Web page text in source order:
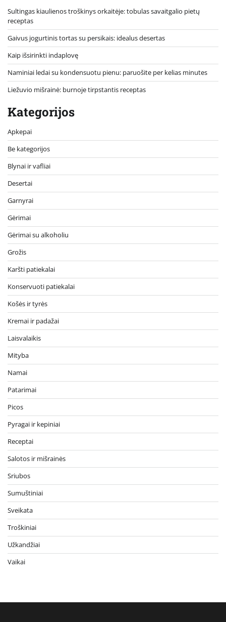
Sultingas kiaulienos troškinys orkaitėje: tobulas savaitgalio pietų
receptas
Gaivus jogurtinis tortas su persikais: idealus desertas
Kaip išsirinkti indaplovę
Naminiai ledai su kondensuotu pienu: paruošite per kelias minutes
Liežuvio mišrainė: burnoje tirpstantis receptas
Kategorijos
Apkepai
Be kategorijos
Blynai ir vafliai
Desertai
Garnyrai
Gėrimai
Gėrimai su alkoholiu
Grožis
Karšti patiekalai
Konservuoti patiekalai
Košės ir tyrės
Kremai ir padažai
Laisvalaikis
Mityba
Namai
Patarimai
Picos
Pyragai ir kepiniai
Receptai
Salotos ir mišrainės
Sriubos
Sumuštiniai
Sveikata
Troškiniai
Užkandžiai
Vaikai